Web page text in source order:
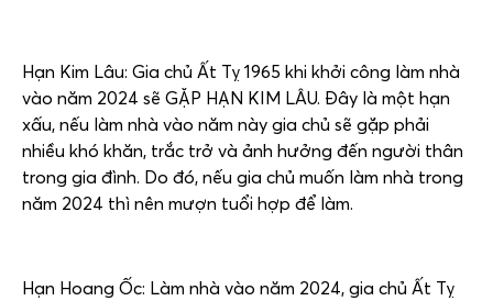
Hạn Kim Lâu: Gia chủ Ất Tỵ 1965 khi khởi công làm nhà
vào năm 2024 sẽ GẶP HẠN KIM LÂU. Đây là một hạn
xấu, nếu làm nhà vào năm này gia chủ sẽ gặp phải
nhiều khó khăn, trắc trở và ảnh hưởng đến người thân
trong gia đình. Do đó, nếu gia chủ muốn làm nhà trong
năm 2024 thì nên mượn tuổi hợp để làm.
Hạn Hoang Ốc: Làm nhà vào năm 2024, gia chủ Ất Tỵ